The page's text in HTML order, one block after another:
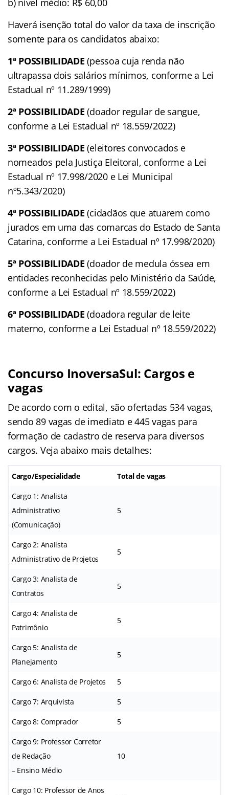
Haverá isenção total do valor da taxa de inscrição
somente para os candidatos abaixo:
1ª POSSIBILIDADE (pessoa cuja renda não
ultrapassa dois salários mínimos, conforme a Lei
Estadual nº 11.289/1999)
2ª POSSIBILIDADE (doador regular de sangue,
conforme a Lei Estadual nº 18.559/2022)
3ª POSSIBILIDADE (eleitores convocados e
nomeados pela Justiça Eleitoral, conforme a Lei
Estadual nº 17.998/2020 e Lei Municipal
nº5.343/2020)
4ª POSSIBILIDADE (cidadãos que atuarem como
jurados em uma das comarcas do Estado de Santa
Catarina, conforme a Lei Estadual nº 17.998/2020)
5ª POSSIBILIDADE (doador de medula óssea em
entidades reconhecidas pelo Ministério da Saúde,
conforme a Lei Estadual nº 18.559/2022)
6ª POSSIBILIDADE (doadora regular de leite
materno, conforme a Lei Estadual nº 18.559/2022)
Concurso InoversaSul: Cargos e
vagas
De acordo com o edital, são ofertadas 534 vagas,
sendo 89 vagas de imediato e 445 vagas para
formação de cadastro de reserva para diversos
cargos. Veja abaixo mais detalhes:
Cargo/Especialidade Total de vagas
Cargo 1: Analista
Administrativo
(Comunicação)
5
Cargo 2: Analista
Administrativo de Projetos
5
Cargo 3: Analista de
Contratos
5
Cargo 4: Analista de
Patrimônio
5
Cargo 5: Analista de
Planejamento
5
Cargo 6: Analista de Projetos 5
Cargo 7: Arquivista 5
Cargo 8: Comprador 5
Cargo 9: Professor Corretor
de Redação
– Ensino Médio
10
Cargo 10: Professor de Anos